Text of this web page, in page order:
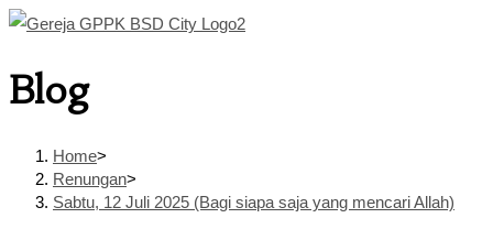
Skip
content
Blog
Home>
Renungan>
Sabtu, 12 Juli 2025 (Bagi siapa saja yang mencari Allah)